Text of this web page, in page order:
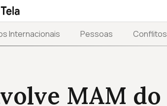
Internacionais Pessoas Conflitos
MAM do